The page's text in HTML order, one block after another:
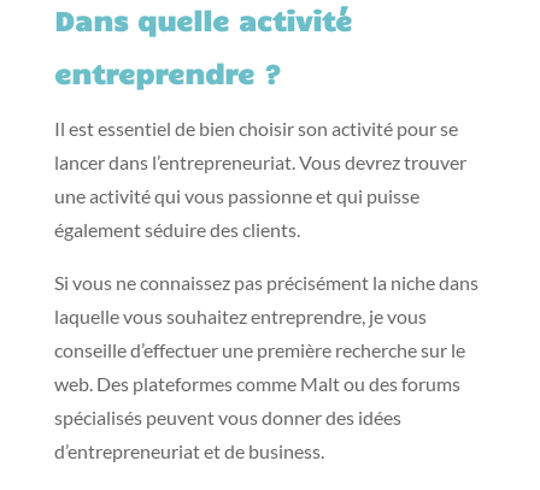
Dans quelle activité
entreprendre ?
Il est essentiel de bien choisir son activité pour se
lancer dans l’entrepreneuriat. Vous devrez trouver
une activité qui vous passionne et qui puisse
également séduire des clients.
Si vous ne connaissez pas précisément la niche dans
laquelle vous souhaitez entreprendre, je vous
conseille d’effectuer une première recherche sur le
web. Des plateformes comme Malt ou des forums
spécialisés peuvent vous donner des idées
d’entrepreneuriat et de business.